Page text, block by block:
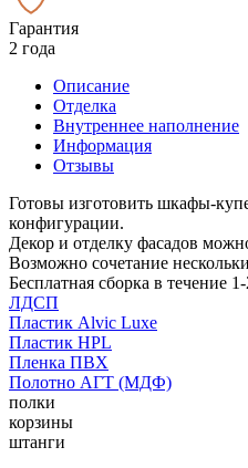
Гарантия
2 года
Описание
Отделка
Внутреннее наполнение
Информация
Отзывы
Готовы изготовить шкафы-
конфигурации.
Декор и отделку фасадов
Возможно сочетание
Бесплатная сборка в течение
ЛДСП
Пластик Alvic Luxe
Пластик HPL
Пленка ПВХ
Полотно АГТ (МДФ)
полки
корзины
штанги